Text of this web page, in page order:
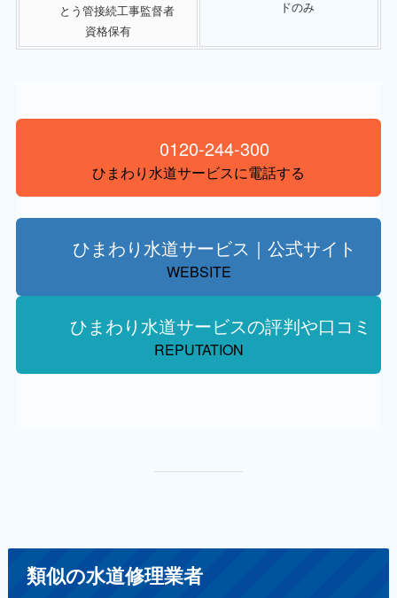
とう管接続工事監督者
資格保有
ドのみ
0120-244-300
ひまわり水道サービスに電話する
ひまわり水道サービス｜公式サイト
WEBSITE
ひまわり水道サービスの評判や口コミ
REPUTATION
類似の水道修理業者